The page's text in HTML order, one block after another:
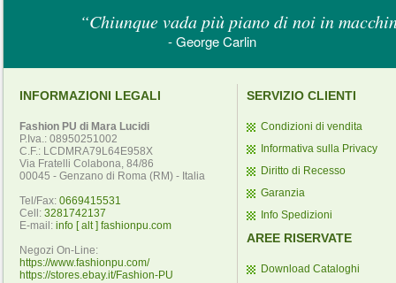
“Chiunque vada più piano di noi in
- George Carlin
INFORMAZIONI LEGALI
Fashion PU di Mara Lucidi
P.Iva.: 08950251002
C.F.: LCDMRA79L64E958X
Via Fratelli Colabona, 84/86
00045 - Genzano di Roma (RM) - Italia
Tel/Fax: 0669415531
Cell: 3281742137
E-mail: info [ alt ] fashionpu.com
Negozi On-Line:
https://www.fashionpu.com/
https://stores.ebay.it/Fashion-PU
SERVIZIO CLIENTI
Condizioni di vendita
Informativa sulla Privacy
Diritto di Recesso
Garanzia
Info Spedizioni
AREE RISERVATE
Download Cataloghi